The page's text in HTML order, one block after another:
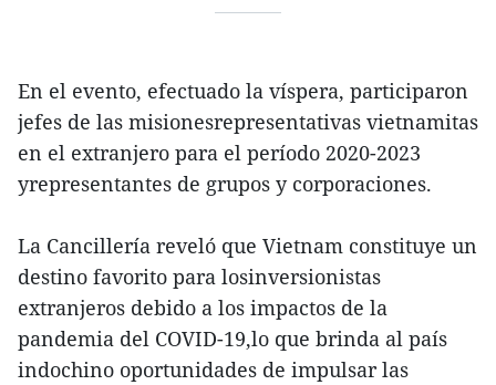
En el evento, efectuado la víspera, participaron
jefes de las misionesrepresentativas vietnamitas
en el extranjero para el período 2020-2023
yrepresentantes de grupos y corporaciones.
La Cancillería reveló que Vietnam constituye un
destino favorito para losinversionistas
extranjeros debido a los impactos de la
pandemia del COVID-19,lo que brinda al país
indochino oportunidades de impulsar las